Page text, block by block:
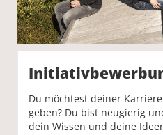
Du möchtest deiner
geben? Du bist neugierig
dein Wissen und deine